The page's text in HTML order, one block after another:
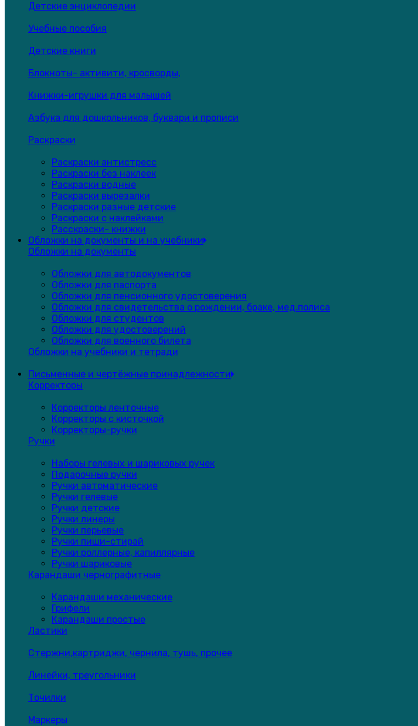
Детские энциклопедии
Учебные пособия
Детские книги
Блокноты- активити, кросворды,
Книжки-игрушки для малышей
Азбука для дошкольников, буквари и прописи
Раскраски
Раскраски антистресс
Раскраски без наклеек
Раскраски водные
Раскраски вырезалки
Раскраски разные детские
Раскраски с наклейками
Расскраски- книжки
Обложки на документы и на учебники
Обложки на документы
Обложки для автодокументов
Обложки для паспорта
Обложки для пенсионного удостоверения
Обложки для свидетельства о рождении, браке, мед.полиса
Обложки для студентов
Обложки для удостоверений
Обложки для военного билета
Обложки на учебники и тетради
Письменные и чертёжные принадлежности
Корректоры
Корректоры ленточные
Корректоры с кисточкой
Корректоры-ручки
Ручки
Наборы гелевых и шариковых ручек
Подарочные ручки
Ручки автоматические
Ручки гелевые
Ручки детские
Ручки линеры
Ручки перьевые
Ручки пиши-стирай
Ручки роллерные, капиллярные
Ручки шариковые
Карандаши чернографитные
Карандаши механические
Грифели
Карандаши простые
Ластики
Стержни,картриджи, чернила, тушь, прочее
Линейки, треугольники
Точилки
Маркеры